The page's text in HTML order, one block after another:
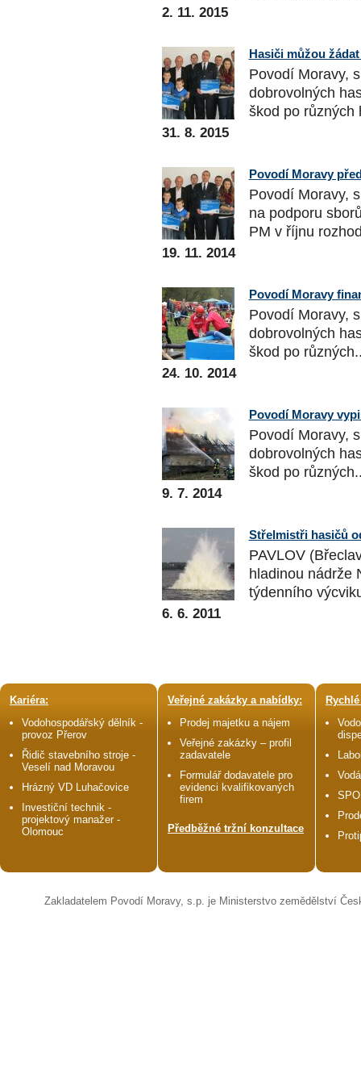
2. 11. 2015
Hasiči můžou
Povodí Moravy,
dobrovolných
škod po různých
31. 8. 2015
Povodí Moravy
Povodí Moravy,
na podporu
PM v říjnu
19. 11. 2014
Povodí Moravy
Povodí Moravy,
dobrovolných
škod po
24. 10. 2014
Povodí Moravy
Povodí Moravy,
dobrovolných
škod po
9. 7. 2014
Střelmistři hasičů
PAVLOV
hladinou nádrže
týdenního
6. 6. 2011
Kariéra:
Vodohospodářský dělník -
provoz Přerov
Řidič stavebního stroje -
Veselí nad Moravou
Hrázný VD Luhačovice
Investiční technik -
projektový manažer -
Olomouc
Veřejné zakázky a nabídky:
Prodej majetku a nájem
Veřejné zakázky – profil
zadavatele
Formulář dodavatele pro
evidenci kvalifikovaných
firem
Předběžné tržní konzultace
Zakladatelem Povodí Moravy, s.p. je Ministerstvo zemědělství